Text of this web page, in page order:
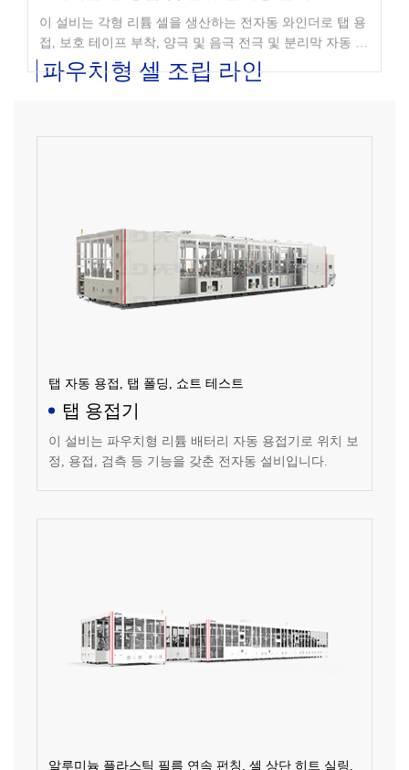
취를 수행합니다.
파우치형 셀 조립 라인
탭 자동 용접, 탭 폴딩, 쇼트 테스트
탭 용접기
이 설비는 파우치형 리튬 배터리 자동 용접기로 위치 보
정, 용접, 검측 등 기능을 갖춘 전자동 설비입니다.
알루미늄 플라스틱 필름 연속 펀칭, 셀 상단 히트 실링,